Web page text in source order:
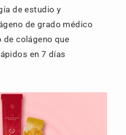
de estudio y
de grado médico
de colágeno que
en 7 días